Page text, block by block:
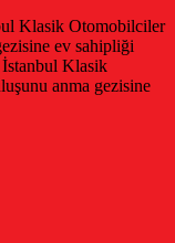
Klasik Otomobilciler
ev sahipliği
İstanbul Klasik
anma gezisine